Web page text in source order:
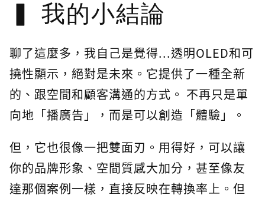
我的小結論
聊了這麼多，我自己是覺得...透明OLED和可
撓性顯示，絕對是未來。它提供了一種全新
的、跟空間和顧客溝通的方式。 不再只是單
向地「播廣告」，而是可以創造「體驗」。
但，它也很像一把雙面刃。用得好，可以讓
你的品牌形象、空間質感大加分，甚至像友
達那個案例一樣，直接反映在轉換率上。但